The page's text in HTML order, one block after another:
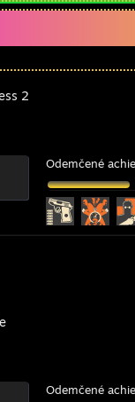
2
Odemčené
Odemčené